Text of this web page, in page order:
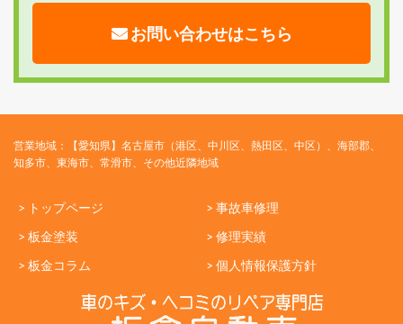
お問い合わせはこちら
営業地域：【愛知県】名古屋市（港区、中川区、熱田区、中区）、海部郡、
知多市、東海市、常滑市、その他近隣地域
> トップページ
> 事故車修理
> 板金塗装
> 修理実績
> 板金コラム
> 個人情報保護方針